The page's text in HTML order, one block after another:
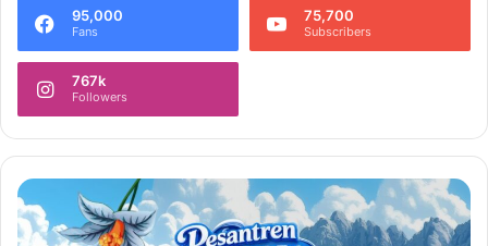
95,000
Fans
75,700
Subscribers
767k
Followers